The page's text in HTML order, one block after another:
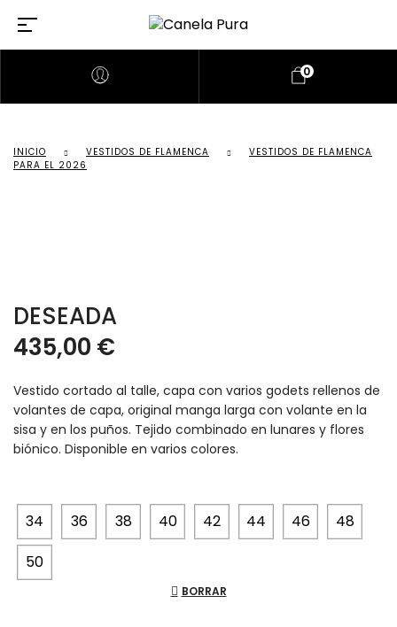
0
INICIO VESTIDOS DE FLAMENCA
VESTIDOS DE FLAMENCA
PARA EL 2026
DESEADA
435,00 €
Vestido cortado al talle, capa con varios godets rellenos de
volantes de capa, original manga larga con volante en la
sisa y en los puños. Tejido combinado en lunares y flores
biónico. Disponible en varios colores.
34 36 38 40 42 44 46
48
50
BORRAR